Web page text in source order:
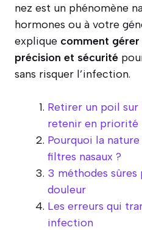
nez est un phénomène
hormones ou à votre
explique comment
précision et sécurité
sans risquer l’infection.
Retirer un poil sur
retenir en priorité
Pourquoi la
filtres nasaux ?
3 méthodes sûres
douleur
Les erreurs qui
infection